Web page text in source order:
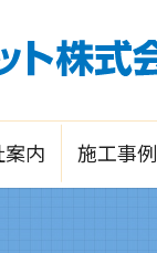
内 施工事例